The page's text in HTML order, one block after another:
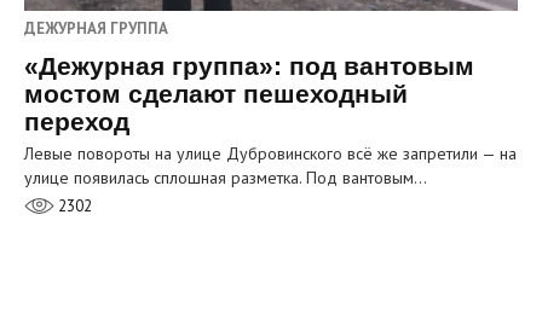
ДЕЖУРНАЯ ГРУППА
«Дежурная группа»: под вантовым
мостом сделают пешеходный
переход
Левые повороты на улице Дубровинского всё же запретили — на
улице появилась сплошная разметка. Под вантовым…
2302